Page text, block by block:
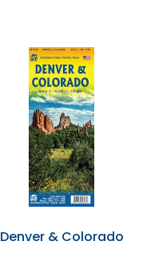
Denver & Colorado